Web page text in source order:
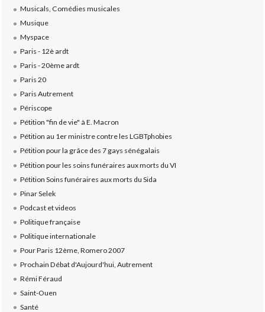
Musicals, Comédies musicales
Musique
Myspace
Paris - 12è ardt
Paris - 20ème ardt
Paris 20
Paris Autrement
Périscope
Pétition "fin de vie" à E. Macron
Pétition au 1er ministre contre les LGBTphobies
Pétition pour la grâce des 7 gays sénégalais
Pétition pour les soins funéraires aux morts du VI
Pétition Soins funéraires aux morts du Sida
Pinar Selek
Podcast et videos
Politique française
Politique internationale
Pour Paris 12ème, Romero 2007
Prochain Débat d'Aujourd'hui, Autrement
Rémi Féraud
Saint-Ouen
Santé